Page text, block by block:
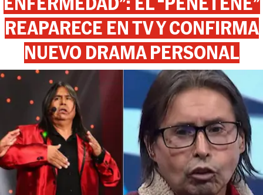
REAPARECE EN TV Y CONFIRMA
NUEVO DRAMA PERSONAL